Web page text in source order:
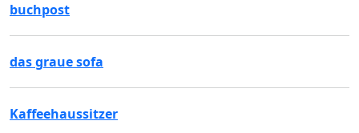
buchpost
das graue sofa
Kaffeehaussitzer